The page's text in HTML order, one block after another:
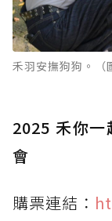
禾羽安撫狗狗。（
2025 禾你
會
購票連結：